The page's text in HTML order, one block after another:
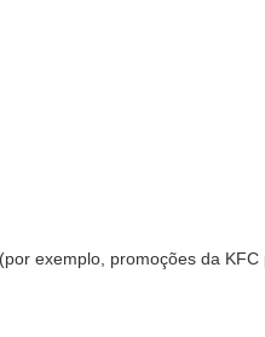
exemplo, promoções da KFC